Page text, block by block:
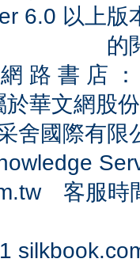
6.0 以上
的
路 書 店
於華文網股
舍國際有
客服時